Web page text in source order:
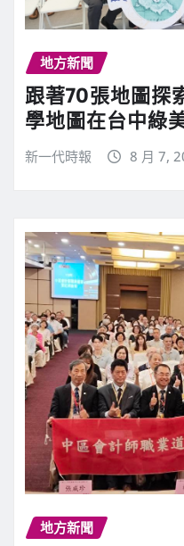
地方新聞
跟著70張地圖探
學地圖在台中綠
新一代時報 8 月 7,
地方新聞